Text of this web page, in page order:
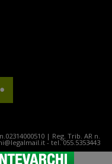
| Reg. Trib. AR n.
- tel. 055.5353443